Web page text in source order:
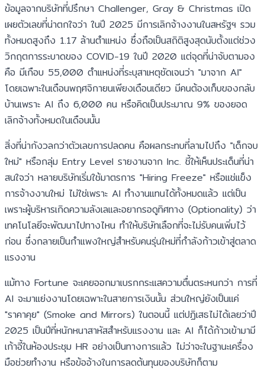
ข้อมูลจากบริษัทที่ปรึกษา Challenger, Gray & Christmas เปิด
เผยตัวเลขที่น่าตกใจว่า ในปี 2025 มีการเลิกจ้างงานในสหรัฐฯ รวม
ทั้งหมดสูงถึง 1.17 ล้านตำแหน่ง ซึ่งถือเป็นสถิติสูงสุดนับตั้งแต่ช่วง
วิกฤตการระบาดของ COVID-19 ในปี 2020 แต่จุดที่น่าจับตามอง
คือ มีเกือบ 55,000 ตำแหน่งที่ระบุสาเหตุชัดเจนว่า "มาจาก AI"
โดยเฉพาะในเดือนพฤศจิกายนเพียงเดือนเดียว มีคนต้องเก็บของกลับ
บ้านเพราะ AI ถึง 6,000 คน หรือคิดเป็นประมาณ 9% ของยอด
เลิกจ้างทั้งหมดในเดือนนั้น
สิ่งที่น่ากังวลกว่าตัวเลขการปลดคน คือผลกระทบที่ลามไปถึง "เด็กจบ
ใหม่" หรือกลุ่ม Entry Level รายงานจาก Inc. ชี้ให้เห็นประเด็นที่น่า
สนใจว่า หลายบริษัทเริ่มใช้มาตรการ "Hiring Freeze" หรือแช่แข็ง
การจ้างงานใหม่ ไม่ใช่เพราะ AI ทำงานแทนได้ทั้งหมดแล้ว แต่เป็น
เพราะผู้บริหารเกิดความลังเลและอยากรอดูทิศทาง (Optionality) ว่า
เทคโนโลยีจะพัฒนาไปทางไหน ทำให้บริษัทเลือกที่จะไม่รับคนเพิ่มไว้
ก่อน ซึ่งกลายเป็นกำแพงใหญ่สำหรับคนรุ่นใหม่ที่กำลังก้าวเข้าสู่ตลาด
แรงงาน
แม้ทาง Fortune จะเคยออกมาเบรกกระแสความตื่นตระหนกว่า การที่
AI จะมาแย่งงานโดยเฉพาะในสายการเงินนั้น ส่วนใหญ่ยังเป็นแค่
"ราคาคุย" (Smoke and Mirrors) ในตอนนี้ แต่ปฏิเสธไม่ได้เลยว่าปี
2025 เป็นปีที่หนักหนาสาหัสสำหรับแรงงาน และ AI ก็ได้ก้าวเข้ามามี
เก้าอี้ในห้องประชุม HR อย่างเป็นทางการแล้ว ไม่ว่าจะในฐานะเครื่อง
มือช่วยทำงาน หรือข้ออ้างในการลดต้นทุนของบริษัทก็ตาม